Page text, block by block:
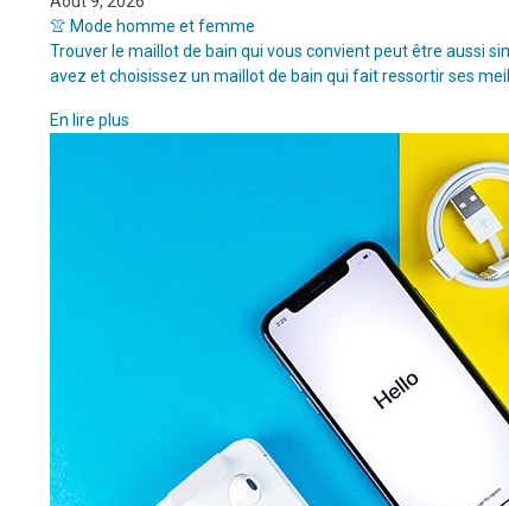
👚 Mode homme et femme
Trouver le maillot de bain qui vous convient peut être aussi
avez et choisissez un maillot de bain qui fait ressortir ses
En lire plus